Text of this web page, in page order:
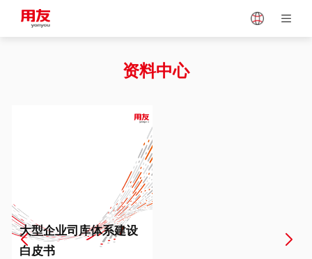
Vietnam
Europe
资料中心
大型企业司库体系建设
白皮书